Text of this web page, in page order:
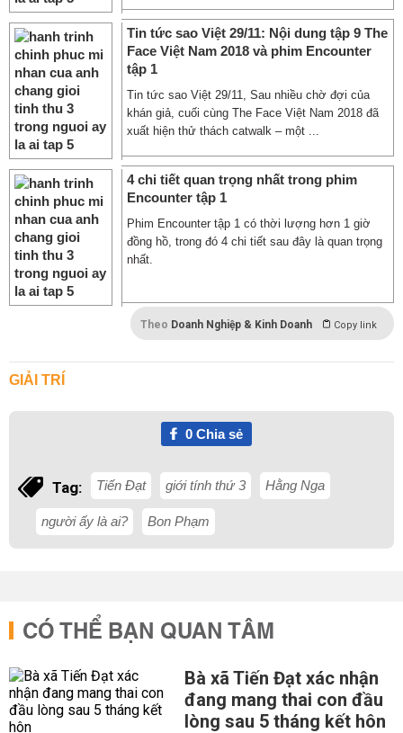
Tin tức sao Việt 29/11: Nội dung tập 9 The
Face Việt Nam 2018 và phim Encounter
tập 1
Tin tức sao Việt 29/11, Sau nhiều chờ đợi của
khán giả, cuối cùng The Face Việt Nam 2018 đã
xuất hiện thử thách catwalk – một ...
4 chi tiết quan trọng nhất trong phim
Encounter tập 1
Phim Encounter tập 1 có thời lượng hơn 1 giờ
đồng hồ, trong đó 4 chi tiết sau đây là quan trọng
nhất.
Theo Doanh Nghiệp & Kinh Doanh Copy link
GIẢI TRÍ
0Chia sẻ
Tag: Tiến Đạt giới tính thứ 3 Hằng Nga
người ấy là ai? Bon Phạm
CÓ THỂ BẠN QUAN TÂM
Bà xã Tiến Đạt xác nhận
đang mang thai con đầu
lòng sau 5 tháng kết hôn